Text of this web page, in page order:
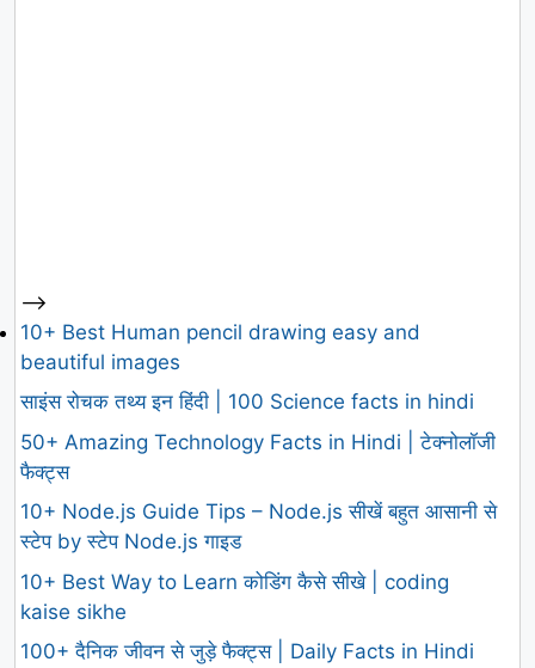
-->
10+ Best Human pencil drawing easy and
beautiful images
साइंस रोचक तथ्य इन हिंदी | 100 Science facts in hindi
50+ Amazing Technology Facts in Hindi | टेक्नोलॉजी
फैक्ट्स
10+ Node.js Guide Tips – Node.js सीखें बहुत आसानी से
स्टेप by स्टेप Node.js गाइड
10+ Best Way to Learn कोडिंग कैसे सीखे | coding
kaise sikhe
100+ दैनिक जीवन से जुड़े फैक्ट्स | Daily Facts in Hindi